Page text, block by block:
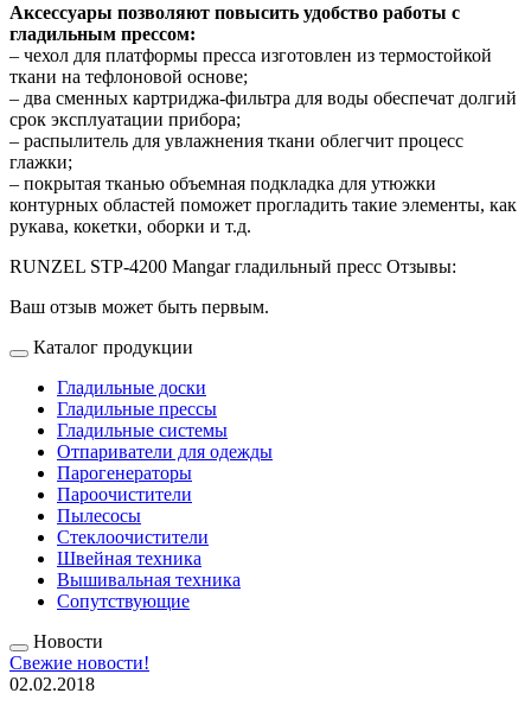
Аксессуары позволяют повысить удобство работы с
гладильным прессом:
– чехол для платформы пресса изготовлен из термостойкой
ткани на тефлоновой основе;
– два сменных картриджа-фильтра для воды обеспечат долгий
срок эксплуатации прибора;
– распылитель для увлажнения ткани облегчит процесс
глажки;
– покрытая тканью объемная подкладка для утюжки
контурных областей поможет прогладить такие элементы, как
рукава, кокетки, оборки и т.д.
RUNZEL STP-4200 Mangar гладильный пресс Отзывы:
Ваш отзыв может быть первым.
Каталог продукции
Гладильные доски
Гладильные прессы
Гладильные системы
Отпариватели для одежды
Парогенераторы
Пароочистители
Пылесосы
Стеклоочистители
Швейная техника
Вышивальная техника
Сопутствующие
Новости
Свежие новости!
02.02.2018